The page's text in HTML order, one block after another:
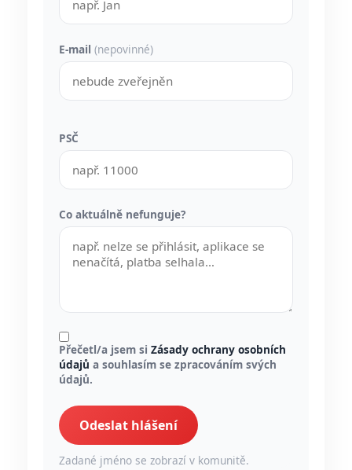
E-mail (nepovinné)
PSČ
Co aktuálně nefunguje?
Přečetl/a jsem si Zásady ochrany osobních
údajů a souhlasím se zpracováním svých
údajů.
Odeslat hlášení
Zadané jméno se zobrazí v komunitě.